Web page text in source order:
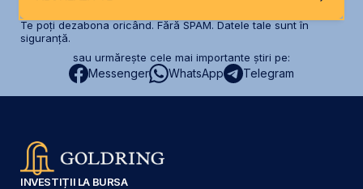
Te poți dezabona oricând. Fără SPAM. Datele tale sunt în
siguranță.
sau urmărește cele mai importante știri pe:
Messenger WhatsApp Telegram
INVESTIȚII LA BURSA